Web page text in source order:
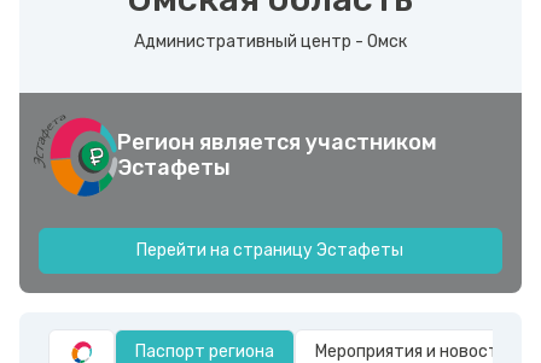
Административный центр - Омск
Регион является участником
Эстафеты
Перейти на страницу Эстафеты
Паспорт региона Мероприятия и новости